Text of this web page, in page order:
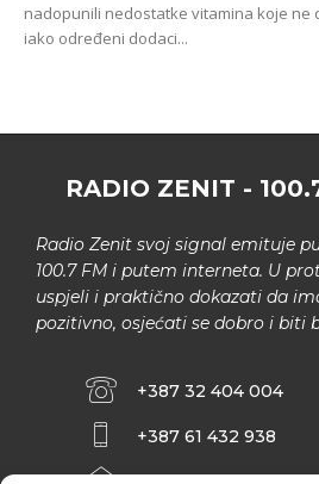
nadopunili nedostatke vitamina koje ne
iako određeni dodaci...
RADIO ZENIT -
Radio Zenit svoj signal emituje
100.7 FM i putem interneta. U
uspjeli i praktično dokazati da
pozitivno, osjećati se dobro i biti
+387 32 404 004
+387 61 432 938